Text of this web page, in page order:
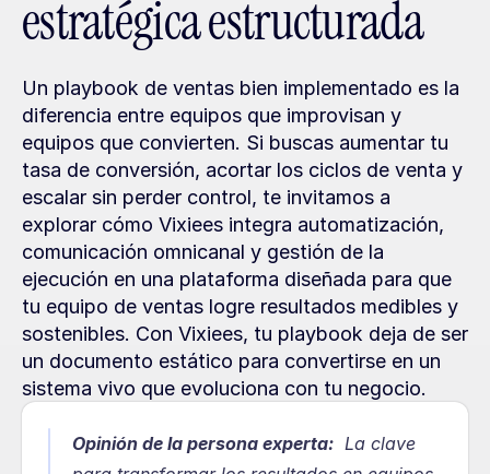
estratégica estructurada
Un playbook de ventas bien implementado es la
diferencia entre equipos que improvisan y
equipos que convierten. Si buscas aumentar tu
tasa de conversión, acortar los ciclos de venta y
escalar sin perder control, te invitamos a
explorar cómo Vixiees integra automatización,
comunicación omnicanal y gestión de la
ejecución en una plataforma diseñada para que
tu equipo de ventas logre resultados medibles y
sostenibles. Con Vixiees, tu playbook deja de ser
un documento estático para convertirse en un
sistema vivo que evoluciona con tu negocio.
Opinión de la persona experta:
  La clave